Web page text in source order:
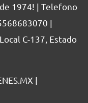
1974! | Telefono
|
C-137, Estado
|